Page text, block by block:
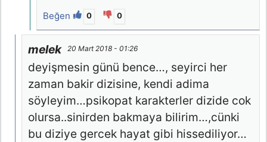
Beğen 0 0
melek 20 Mart 2018 - 01:26
deyişmesin günü bence…, seyirci her
zaman bakir dizisine, kendi adima
söyleyim…psikopat karakterler dizide cok
olursa..sinirden bakmaya bilirim…,cünki
bu diziye gercek hayat gibi hissediliyor…